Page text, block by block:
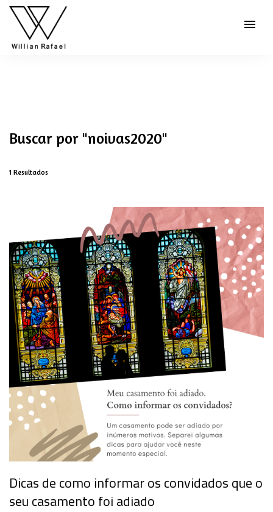
menu
Buscar por "noivas2020"
1 Resultados
Dicas de como informar os convidados que o
seu casamento foi adiado